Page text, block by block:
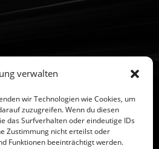
verwalten
wir Technologien wie Cookies, um
zuzugreifen. Wenn du diesen
das Surfverhalten oder eindeutige IDs
Zustimmung nicht erteilst oder
Funktionen beeinträchtigt werden.